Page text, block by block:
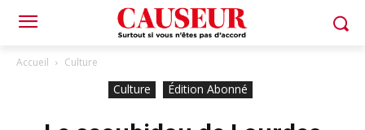
Accueil Culture
Culture Édition Abonné